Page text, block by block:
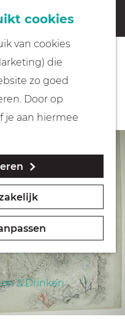
cookies
van cookies
die
zo goed
Door op
je aan hiermee
het museum
& Drinken